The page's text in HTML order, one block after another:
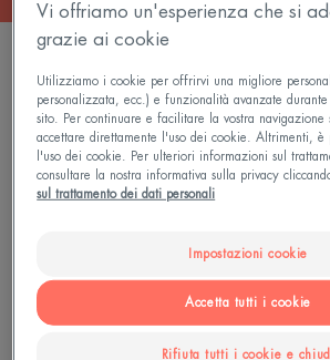
3 risultati "Trattamenti
Crema
Ristrutturante
Protettiva
Vi offriamo un'esperienza che si
grazie ai cookie
Utilizziamo i cookie per offrirvi una migliore
personalizzata, ecc.) e funzionalità avanzate
sito. Per continuare e facilitare la vostra navigazione
accettare direttamente l'uso dei cookie. Altrimenti, è
l'uso dei cookie. Per ulteriori informazioni sul
consultare la nostra informativa sulla privacy
sul trattamento dei dati personali
Impostazioni cookie
Rifiuta tutti i cookie e
Accetta tutti i cookie